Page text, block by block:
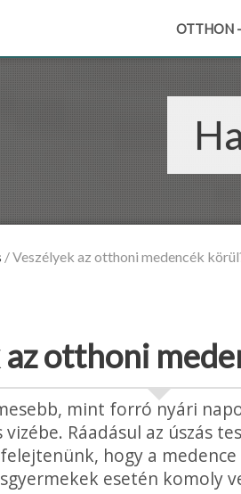
OTTHON
/Veszélyek az otthoni medencék
otthoni
mint forró nyári
Ráadásul az úszás
hogy a
esetén komoly